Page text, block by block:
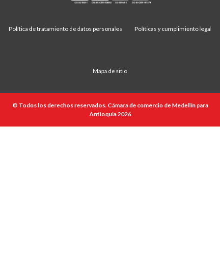
Política de tratamiento de datos personales Políticas y cumplimiento legal
Mapa de sitio
© Todos los derechos reservados. Cámara de comercio de Medellín para
Antioquia 2026